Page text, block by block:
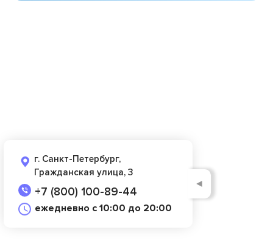
г. Санкт-Петербург,
Гражданская улица, 3
+7 (800) 100-89-44
ежедневно с 10:00 до 20:00
◄